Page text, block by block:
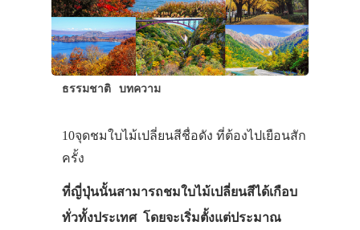
ธรรมชาติ บทความ
10จุดชมใบไม้เปลี่ยนสีชื่อดัง ที่ต้องไปเยือนสัก
ครั้ง
ที่ญี่ปุ่นนั้นสามารถชมใบไม้เปลี่ยนสีได้เกือบ
ทั่วทั้งประเทศ โดยจะเริ่มตั้งแต่ประมาณ